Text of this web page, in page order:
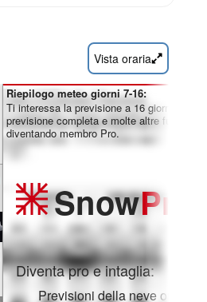
Vista oraria
Riepilogo meteo giorni 7-16:
Ti interessa la previsione a 16 giorni?
previsione completa e molte altre
diventando membro Pro.
SnowPro
Diventa pro e intaglia:
Previsioni della neve orarie e